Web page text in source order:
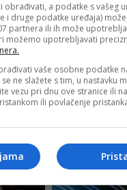
obrađivati, a podatke s vašeg
i druge podatke uređaja)
partnera ili ih može
možemo upotrebljavati
vaše osobne podatke
ne slažete s tim, u nastavku
vezu pri dnu ove stranice ili
ili povlačenje